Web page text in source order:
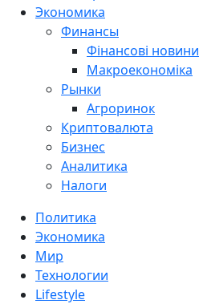
Экономика
Финансы
Фінансові новини
Макроекономіка
Рынки
Агроринок
Криптовалюта
Бизнес
Аналитика
Налоги
Политика
Экономика
Мир
Технологии
Lifestyle